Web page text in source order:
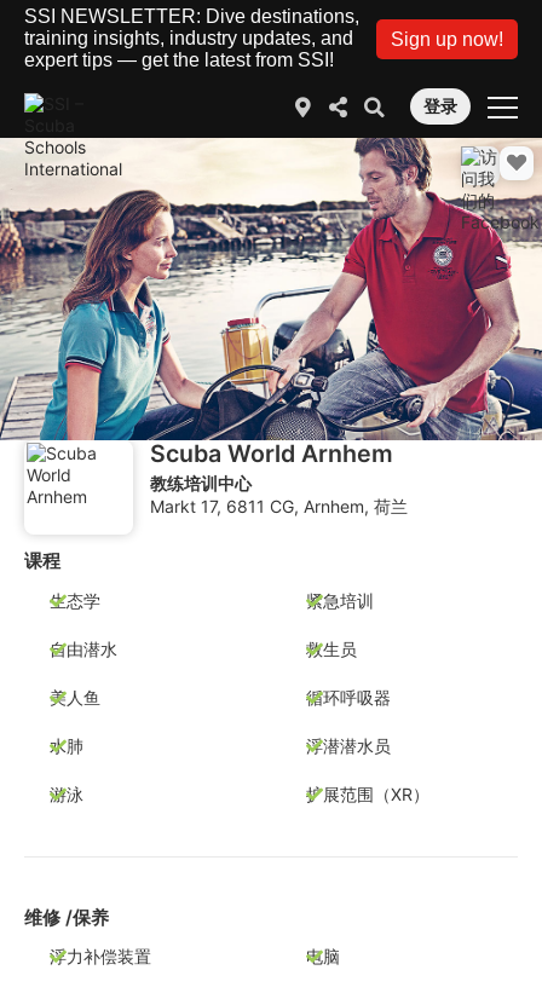
SSI NEWSLETTER: Dive destinations,
training insights, industry updates, and
expert tips — get the latest from SSI!
Sign up now!
登录
Scuba World Arnhem
教练培训中心
Markt 17, 6811 CG, Arnhem, 荷兰
课程
生态学 紧急培训
自由潜水 救生员
美人鱼 循环呼吸器
水肺 浮潜潜水员
游泳 扩展范围（XR）
维修 /保养
浮力补偿装置 电脑